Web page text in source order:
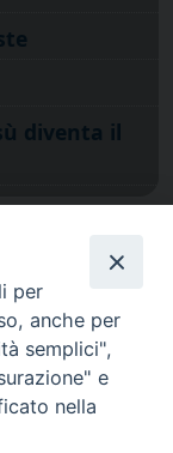
diventa il
per
anche per
semplici",
e
nella